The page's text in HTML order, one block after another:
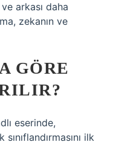
arkası daha
zekanın ve
GÖRE
eserinde,
ilk